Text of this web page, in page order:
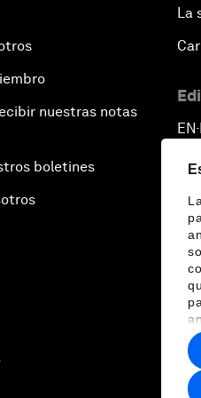
nuestras notas
boletines
La
EN ▪